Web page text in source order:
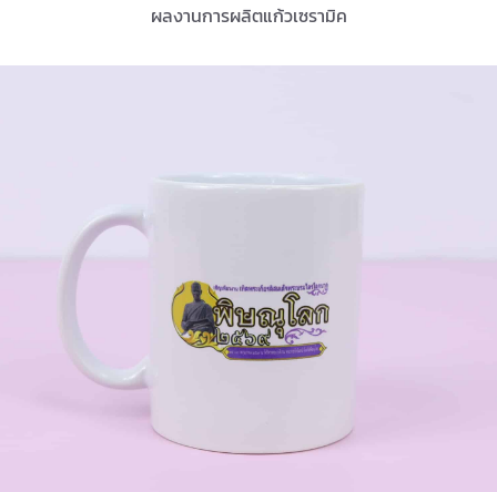
ผลงานการผลิตแก้วเซรามิค